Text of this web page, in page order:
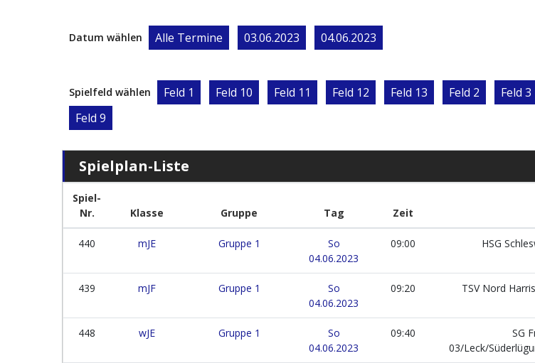
Datum wählen Alle Termine 03.06.2023 04.06.2023
Spielfeld wählen Feld 1 Feld 10 Feld 11 Feld 12 Feld 13 Feld 2 Feld 3
Feld 9
Spielplan-Liste
Spiel-
Nr.
Klasse Gruppe Tag Zeit
440 mJE Gruppe 1
So
04.06.2023
09:00 HSG
439 mJF Gruppe 1
So
04.06.2023
09:20 TSV Nord
448 wJE Gruppe 1
So
04.06.2023
09:40
SG
03/Leck/